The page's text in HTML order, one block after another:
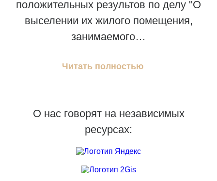
положительных результов по делу "О
выселении их жилого помещения,
занимаемого…
Читать полностью
О нас говорят на независимых
ресурсах: